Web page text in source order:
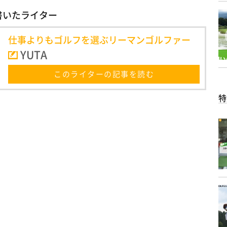
たライター
仕事よりもゴルフを選ぶリーマンゴルファー
YUTA
このライターの記事を読む